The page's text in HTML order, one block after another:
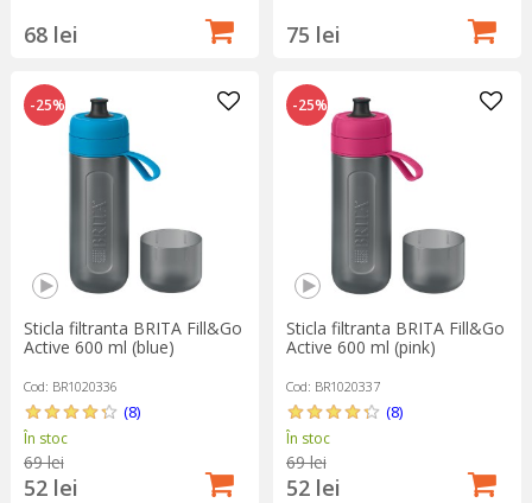
68 lei 75 lei
-25%
Sticla filtranta BRITA Fill&Go
Active 600 ml (blue)
Cod: BR1020336
(8)
În stoc
69 lei
52 lei
-25%
Sticla filtranta BRITA Fill&Go
Active 600 ml (pink)
Cod: BR1020337
(8)
În stoc
69 lei
52 lei